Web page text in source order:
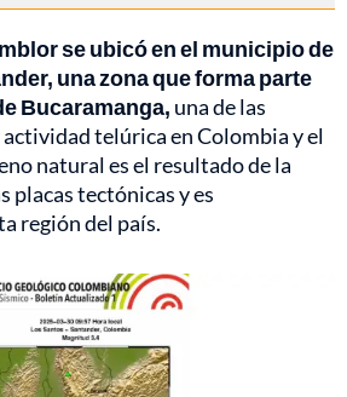
se ubicó en el municipio de
una zona que forma parte
Bucaramanga, una de las
telúrica en Colombia y el
natural es el resultado de la
placas tectónicas y es
región del país.